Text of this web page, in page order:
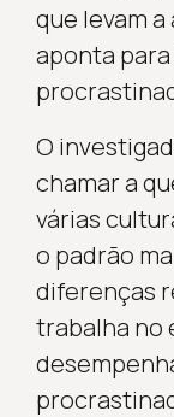
que levam
aponta
O
chamar a
várias
o padrão
diferenças
trabalha no